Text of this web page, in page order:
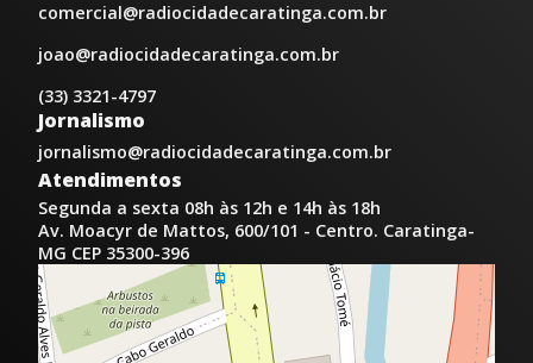
comercial@radiocidadecaratinga.com.br
joao@radiocidadecaratinga.com.br
(33) 3321-4797
Jornalismo
jornalismo@radiocidadecaratinga.com.br
Atendimentos
Segunda a sexta 08h às 12h e 14h às 18h
Av. Moacyr de Mattos, 600/101 - Centro. Caratinga-
MG CEP 35300-396